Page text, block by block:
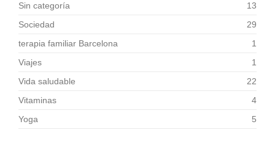
Sin categoría
13
Sociedad
29
terapia familiar Barcelona
1
Viajes
1
Vida saludable
22
Vitaminas
4
Yoga
5